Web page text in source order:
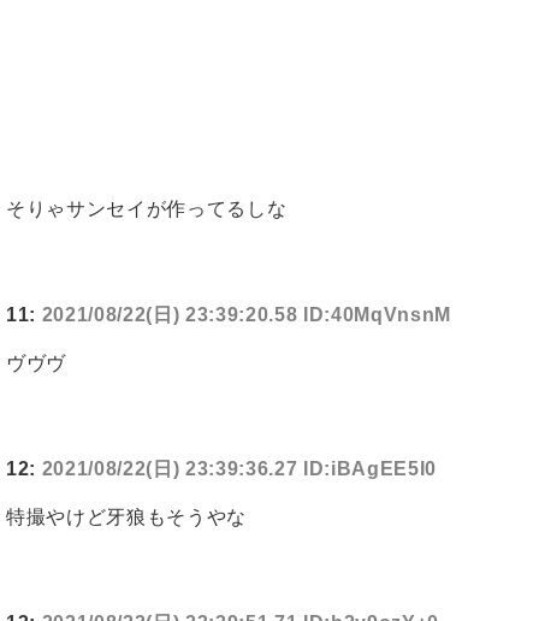
そりゃサンセイが作ってるしな
11: 2021/08/22(日) 23:39:20.58 ID:40MqVnsnM
ヴヴヴ
12: 2021/08/22(日) 23:39:36.27 ID:iBAgEE5I0
特撮やけど牙狼もそうやな